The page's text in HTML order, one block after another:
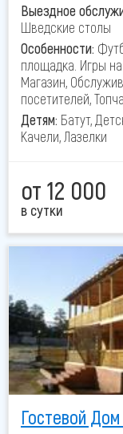
Выездное
Шведские столы
Особенности:
площадка. Игры
Магазин,
посетителей,
Детям: Батут,
Качели, Лазелки
от 12 000
в сутки
Гостевой